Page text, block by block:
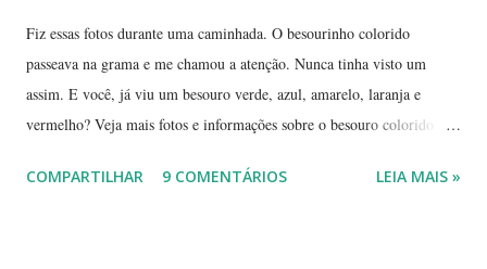
Fiz essas fotos durante uma caminhada. O besourinho colorido
passeava na grama e me chamou a atenção. Nunca tinha visto um
assim. E você, já viu um besouro verde, azul, amarelo, laranja e
vermelho? Veja mais fotos e informações sobre o besouro colorido e a
Terra, aquele abraço! ------------ Dia da Terra - Veja aqui . -----------
COMPARTILHAR 9 COMENTÁRIOS LEIA MAIS »